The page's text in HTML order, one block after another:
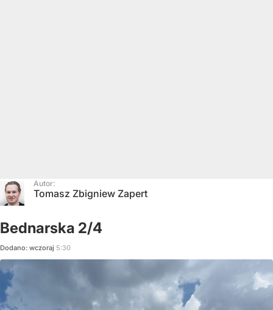
Autor:
Tomasz Zbigniew Zapert
Bednarska 2/4
Dodano: wczoraj 5:30